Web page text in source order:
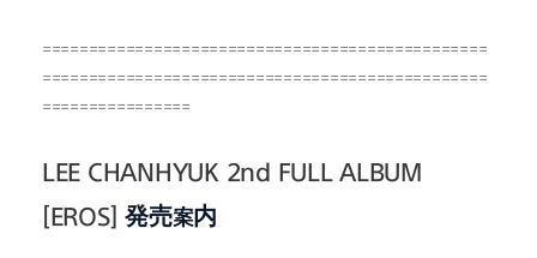
================================================
================================================
================
LEE CHANHYUK 2nd FULL ALBUM
[EROS] 発売案内